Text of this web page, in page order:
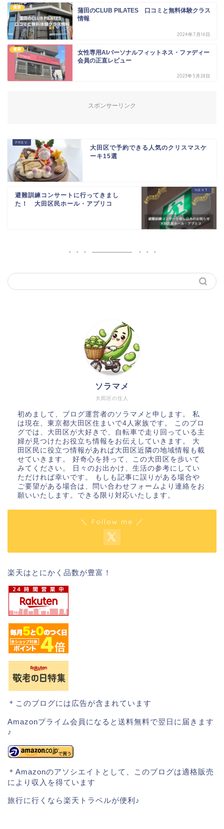
健康
蒲田のCLUB PILATES 口コミと無料体験クラス
情報
2024年7月16日
健康
女性専用AIパーソナルフィットネス・ファディー
会員の正直レビュー
2023年5月28日
スポンサーリンク
大田区で予約できる人気のクリスマスケ
ーキ15選
避難訓練コンサートに行ってきまし
た！ 大田区民ホール・アプリコ
大田区の住人
ソラマメ
初めまして、ブログ運営者のソラマメと申します。 私
は現在、東京都大田区住まいで4人家族です。 このブロ
グでは、大田区が大好きで、自転車で走り回っている主
婦が見つけたお役立ち情報をお伝えしていきます。 大
田区民に役立つ情報があれば大田区近隣の地域情報も載
せていきます。 好奇心を持って、この大田区を歩いて
みてください。 日々のお出かけ、生活の参考にしてい
ただければ幸いです。 もしも記事に誤りがある場合や
ご要望がある場合は、問い合わせフォームより連絡をお
願いいたします。できる限り対応いたします。
＼ Follow me ／
楽天はとにかく品数が豊富！
＊このブログには広告が含まれています
Amazonプライム会員になると送料無料で翌日に届きます
♪
＊Amazonのアソシエイトとして、このブログは適格販売
により収入を得ています
旅行に行くなら楽天トラベルが便利♪